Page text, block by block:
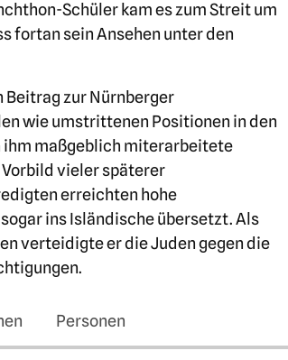
Schüler kam es zum Streit um
fortan sein Ansehen unter den
Beitrag zur Nürnberger
wie umstrittenen Positionen in den
ihm maßgeblich miterarbeitete
vieler späterer
erreichten hohe
ins Isländische übersetzt. Als
verteidigte er die Juden gegen die
Personen